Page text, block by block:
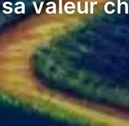
valeur